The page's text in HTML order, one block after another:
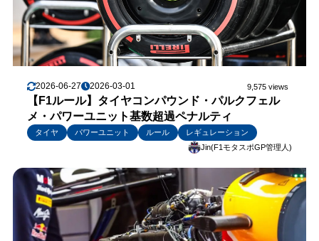
2026-06-27 2026-03-01 9,575 views
【F1ルール】タイヤコンパウンド・パルクフェル
メ・パワーユニット基数超過ペナルティ
タイヤ パワーユニット ルール
レギュレーション
Jin(F1モタスポGP管理人)